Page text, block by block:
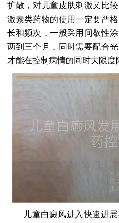
扩散，对儿童皮肤刺激又比
激素类药物的使用一定要严
长和频次，一般采用间歇性
两到三个月，同时需要配合
才能在控制病情的同时大限度
儿童白癜风进入快速进